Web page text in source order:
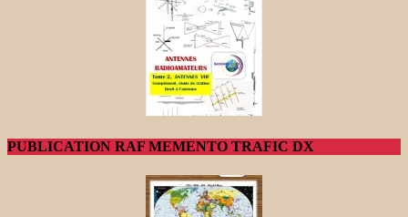
PUBLICATION RAF MEMENTO TRAFIC DX